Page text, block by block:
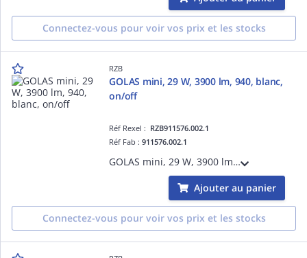
Connectez-vous pour voir vos prix et les stocks
RZB
GOLAS mini, 29 W, 3900 lm, 940, blanc,
on/off
Réf Rexel : RZB911576.002.1
Réf Fab :911576.002.1
GOLAS mini, 29 W, 3900 lm, 940, blanc, on/off, Projecteurs à encastrer, D 143 H 3 HEL 115, 60°
Ajouter au panier
Connectez-vous pour voir vos prix et les stocks